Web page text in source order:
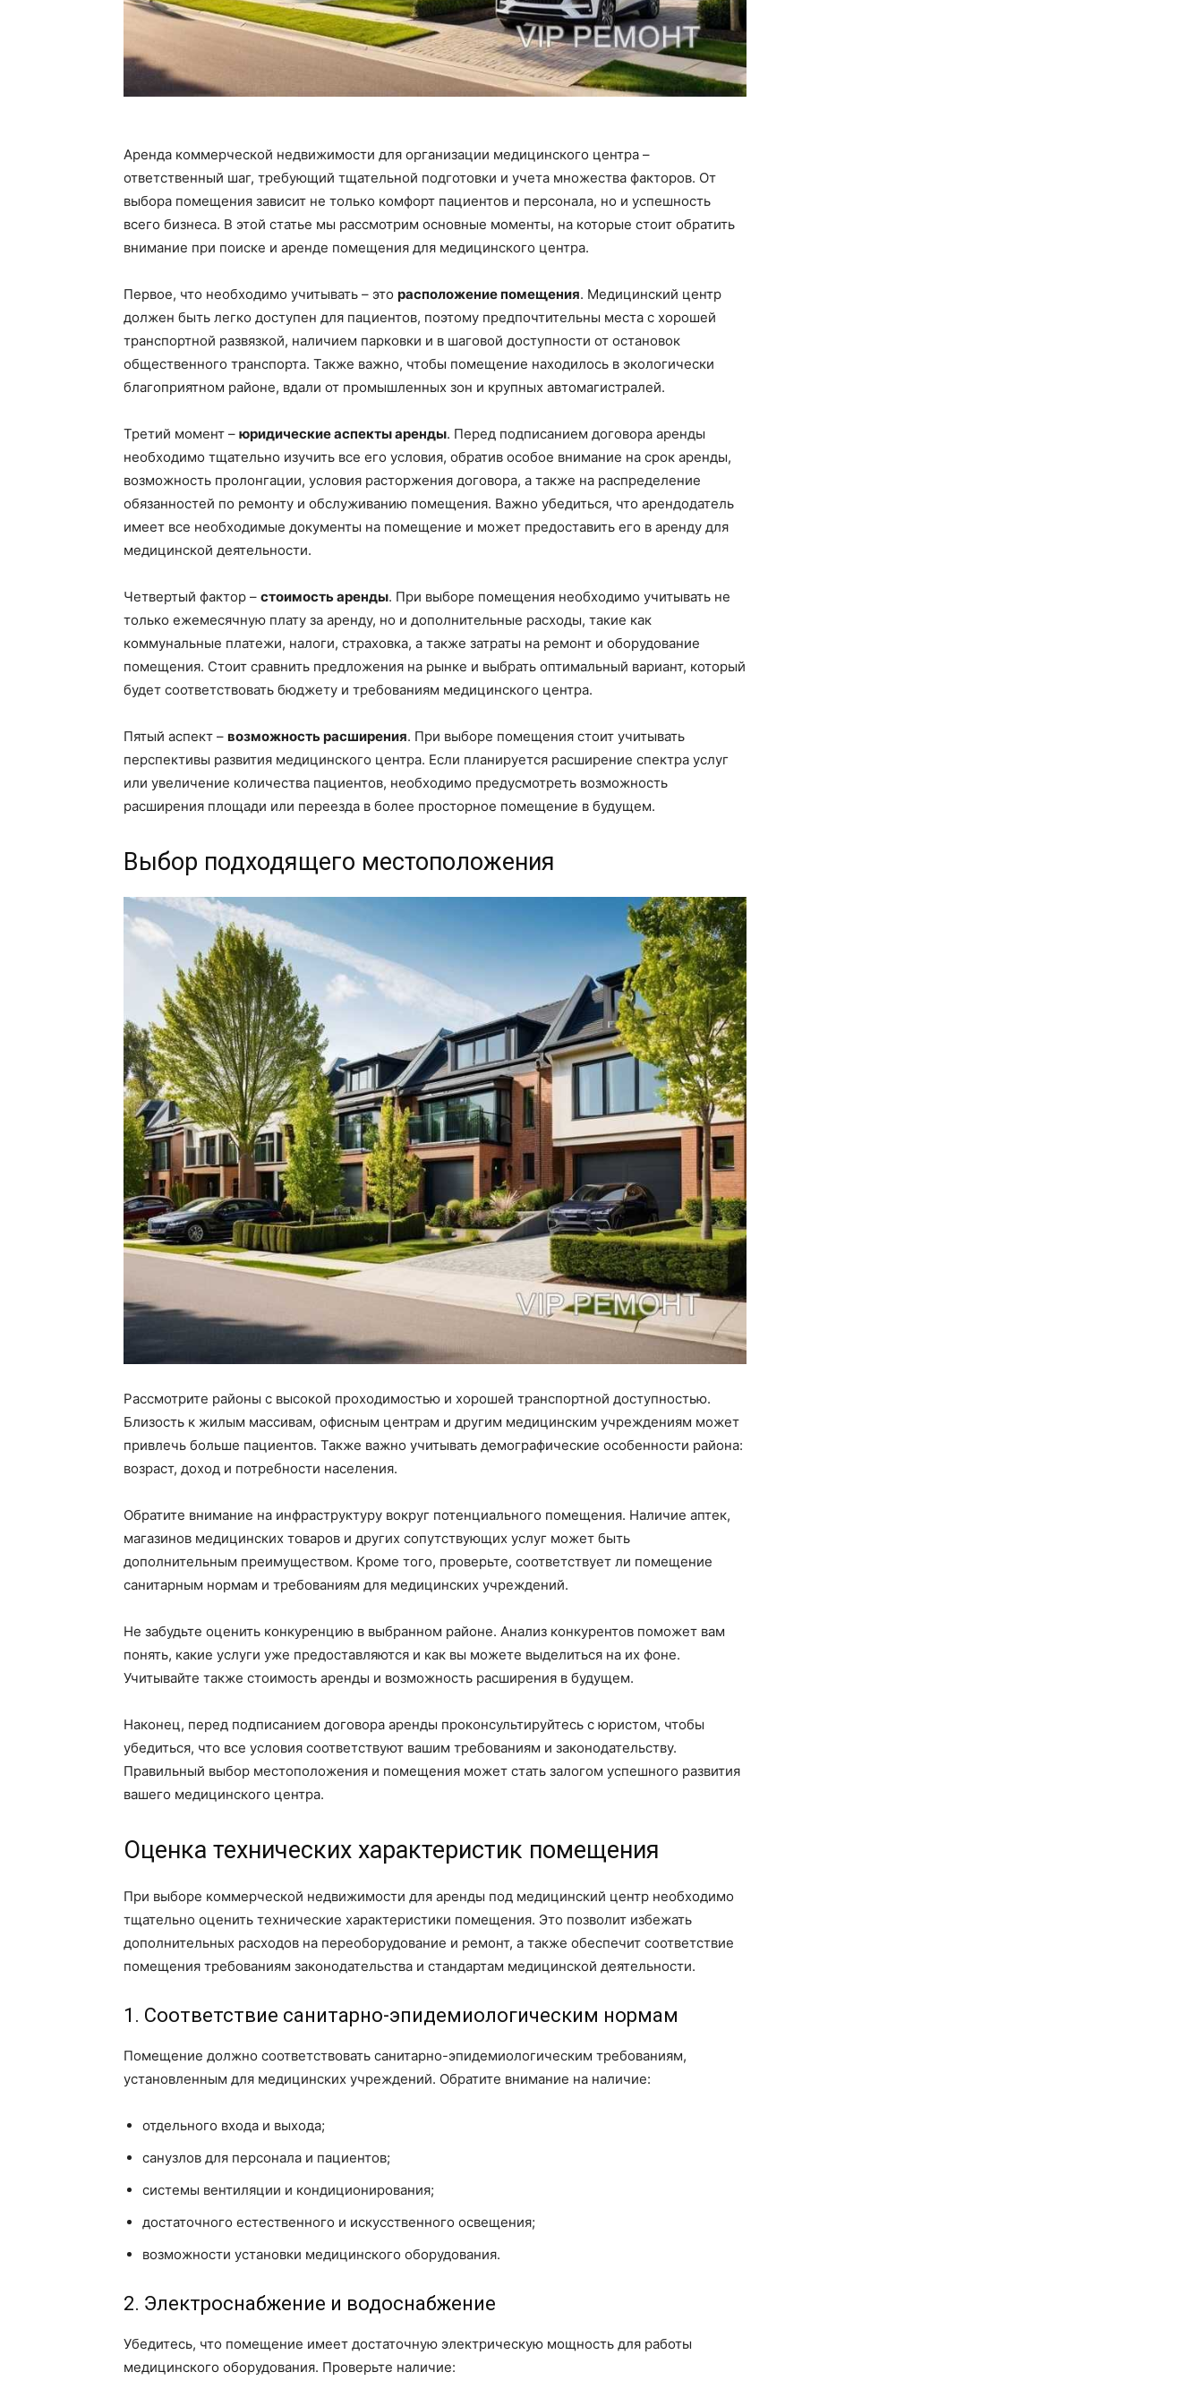
Аренда коммерческой недвижимости для организации медицинского центра –
ответственный шаг, требующий тщательной подготовки и учета множества факторов. От
выбора помещения зависит не только комфорт пациентов и персонала, но и успешность
всего бизнеса. В этой статье мы рассмотрим основные моменты, на которые стоит обратить
внимание при поиске и аренде помещения для медицинского центра.
Первое, что необходимо учитывать – это расположение помещения. Медицинский центр
должен быть легко доступен для пациентов, поэтому предпочтительны места с хорошей
транспортной развязкой, наличием парковки и в шаговой доступности от остановок
общественного транспорта. Также важно, чтобы помещение находилось в экологически
благоприятном районе, вдали от промышленных зон и крупных автомагистралей.
Третий момент – юридические аспекты аренды. Перед подписанием договора аренды
необходимо тщательно изучить все его условия, обратив особое внимание на срок аренды,
возможность пролонгации, условия расторжения договора, а также на распределение
обязанностей по ремонту и обслуживанию помещения. Важно убедиться, что арендодатель
имеет все необходимые документы на помещение и может предоставить его в аренду для
медицинской деятельности.
Четвертый фактор – стоимость аренды. При выборе помещения необходимо учитывать не
только ежемесячную плату за аренду, но и дополнительные расходы, такие как
коммунальные платежи, налоги, страховка, а также затраты на ремонт и оборудование
помещения. Стоит сравнить предложения на рынке и выбрать оптимальный вариант, который
будет соответствовать бюджету и требованиям медицинского центра.
Пятый аспект – возможность расширения. При выборе помещения стоит учитывать
перспективы развития медицинского центра. Если планируется расширение спектра услуг
или увеличение количества пациентов, необходимо предусмотреть возможность
расширения площади или переезда в более просторное помещение в будущем.
Выбор подходящего местоположения
Рассмотрите районы с высокой проходимостью и хорошей транспортной доступностью.
Близость к жилым массивам, офисным центрам и другим медицинским учреждениям может
привлечь больше пациентов. Также важно учитывать демографические особенности района:
возраст, доход и потребности населения.
Обратите внимание на инфраструктуру вокруг потенциального помещения. Наличие аптек,
магазинов медицинских товаров и других сопутствующих услуг может быть
дополнительным преимуществом. Кроме того, проверьте, соответствует ли помещение
санитарным нормам и требованиям для медицинских учреждений.
Не забудьте оценить конкуренцию в выбранном районе. Анализ конкурентов поможет вам
понять, какие услуги уже предоставляются и как вы можете выделиться на их фоне.
Учитывайте также стоимость аренды и возможность расширения в будущем.
Наконец, перед подписанием договора аренды проконсультируйтесь с юристом, чтобы
убедиться, что все условия соответствуют вашим требованиям и законодательству.
Правильный выбор местоположения и помещения может стать залогом успешного развития
вашего медицинского центра.
Оценка технических характеристик помещения
При выборе коммерческой недвижимости для аренды под медицинский центр необходимо
тщательно оценить технические характеристики помещения. Это позволит избежать
дополнительных расходов на переоборудование и ремонт, а также обеспечит соответствие
помещения требованиям законодательства и стандартам медицинской деятельности.
1. Соответствие санитарно-эпидемиологическим нормам
Помещение должно соответствовать санитарно-эпидемиологическим требованиям,
установленным для медицинских учреждений. Обратите внимание на наличие:
отдельного входа и выхода;
санузлов для персонала и пациентов;
системы вентиляции и кондиционирования;
достаточного естественного и искусственного освещения;
возможности установки медицинского оборудования.
2. Электроснабжение и водоснабжение
Убедитесь, что помещение имеет достаточную электрическую мощность для работы
медицинского оборудования. Проверьте наличие: